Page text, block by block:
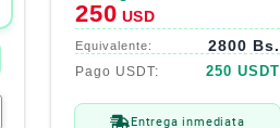
400$.
250 USD
2800 Bs.
250 USDT
250$.
Entrega inmediata